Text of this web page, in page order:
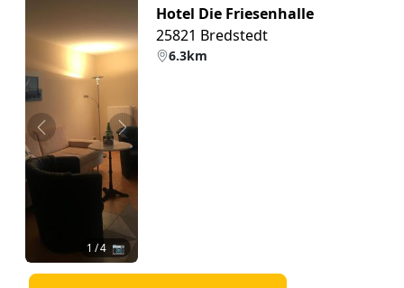
Zurück Weiter
1 / 4 📷
Hotel Die Friesenhalle
25821 Bredstedt
6.3km